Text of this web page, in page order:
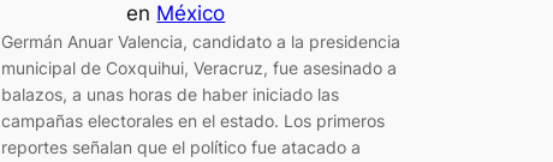
en México
Germán Anuar Valencia, candidato a la presidencia
municipal de Coxquihui, Veracruz, fue asesinado a
balazos, a unas horas de haber iniciado las
campañas electorales en el estado. Los primeros
reportes señalan que el político fue atacado a